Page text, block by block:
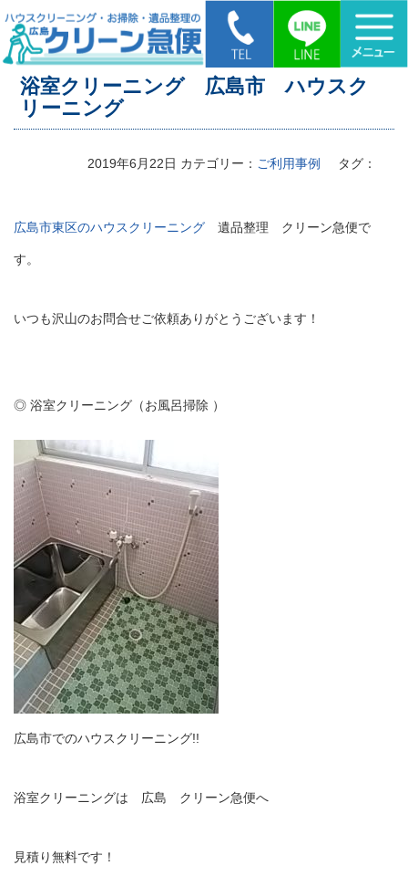
HOME > 浴室クリーニング 広島市 ハウスクリーニング
浴室クリーニング 広島市 ハウスク
リーニング
2019年6月22日 カテゴリー： ご利用事例 タグ：
広島市東区のハウスクリーニング 遺品整理 クリーン急便で
す。
いつも沢山のお問合せご依頼ありがとうございます！
◎ 浴室クリーニング（お風呂掃除 ）
広島市でのハウスクリーニング!!
浴室クリーニングは 広島 クリーン急便へ
見積り無料です！